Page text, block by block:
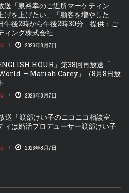
「泉裕幸のご近所マーケティン
げを上げたい」「顧客を増やした
後2時から午後2時30分 提供：ご
ィング株式会社
2026年8月7日
HOUR」第38回再放送「
– Mariah Carey」（8月8日放
2026年8月7日
「渡部けい子のニコニコ相談室」
ィは婚活プロデューサー渡部けい子
2026年8月7日